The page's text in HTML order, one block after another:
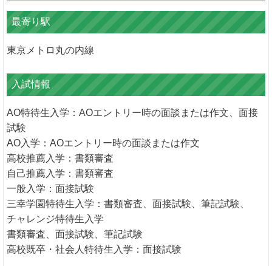
最寄り駅
東京メトロ丸の内線
入試情報
AO特待生入学：AOエントリー時の面談または作文、面接
試験
AO入学：AOエントリー時の面談または作文
高校推薦入学：書類審査
自己推薦入学：書類審査
一般入学：面接試験
三幸学園特待生入学：書類審査、面接試験、筆記試験、
チャレンジ特待生入学
書類審査、面接試験、筆記試験
高校既卒・社会人特待生入学：面接試験